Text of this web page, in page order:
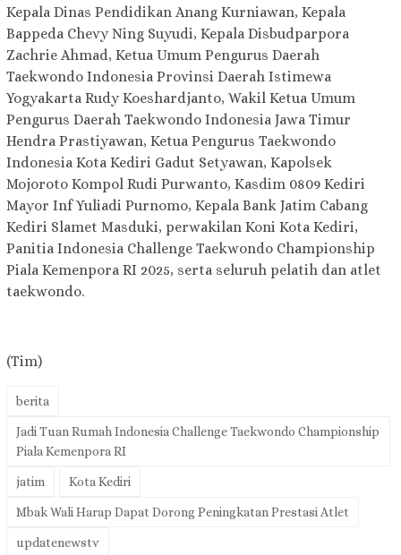
Kepala Dinas Pendidikan Anang Kurniawan, Kepala
Bappeda Chevy Ning Suyudi, Kepala Disbudparpora
Zachrie Ahmad, Ketua Umum Pengurus Daerah
Taekwondo Indonesia Provinsi Daerah Istimewa
Yogyakarta Rudy Koeshardjanto, Wakil Ketua Umum
Pengurus Daerah Taekwondo Indonesia Jawa Timur
Hendra Prastiyawan, Ketua Pengurus Taekwondo
Indonesia Kota Kediri Gadut Setyawan, Kapolsek
Mojoroto Kompol Rudi Purwanto, Kasdim 0809 Kediri
Mayor Inf Yuliadi Purnomo, Kepala Bank Jatim Cabang
Kediri Slamet Masduki, perwakilan Koni Kota Kediri,
Panitia Indonesia Challenge Taekwondo Championship
Piala Kemenpora RI 2025, serta seluruh pelatih dan atlet
taekwondo.
(Tim)
berita
Jadi Tuan Rumah Indonesia Challenge Taekwondo Championship
Piala Kemenpora RI
jatim Kota Kediri
Mbak Wali Harap Dapat Dorong Peningkatan Prestasi Atlet
updatenewstv